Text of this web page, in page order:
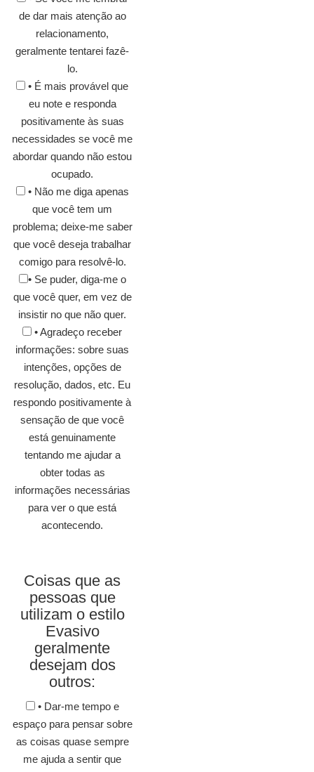
de dar mais atenção ao
relacionamento,
geralmente tentarei fazê-
lo.
• É mais provável que
eu note e responda
positivamente às suas
necessidades se você me
abordar quando não estou
ocupado.
• Não me diga apenas
que você tem um
problema; deixe-me saber
que você deseja trabalhar
comigo para resolvê-lo.
• Se puder, diga-me o
que você quer, em vez de
insistir no que não quer.
• Agradeço receber
informações: sobre suas
intenções, opções de
resolução, dados, etc. Eu
respondo positivamente à
sensação de que você
está genuinamente
tentando me ajudar a
obter todas as
informações necessárias
para ver o que está
acontecendo.
Coisas que as
pessoas que
utilizam o estilo
Evasivo
geralmente
desejam dos
outros:
• Dar-me tempo e
espaço para pensar sobre
as coisas quase sempre
me ajuda a sentir que